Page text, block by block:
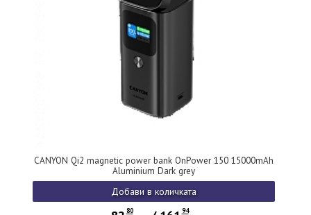
CANYON Qi2 magnetic power bank OnPower 150 15000mAh
Aluminium Dark grey
Добави в количката
80
94